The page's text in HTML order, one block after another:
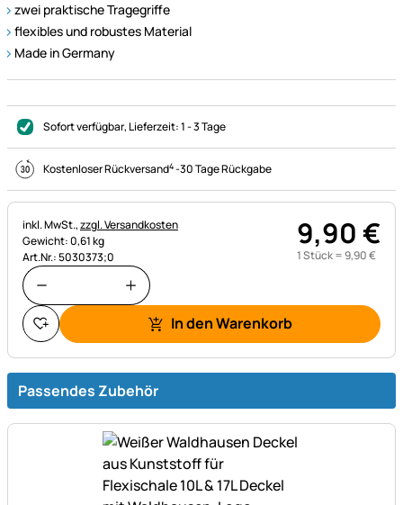
zwei praktische Tragegriffe
flexibles und robustes Material
Made in Germany
Sofort verfügbar, Lieferzeit:1 - 3 Tage
Kostenloser Rückversand4-30 Tage Rückgabe
Steuerhinweis:
inkl. MwSt.,zzgl. Versandkosten
Gewicht: 0,61 kg
Art.Nr.: 5030373;0
9,90€
1 Stück =9,90€
In den Warenkorb
Passendes Zubehör